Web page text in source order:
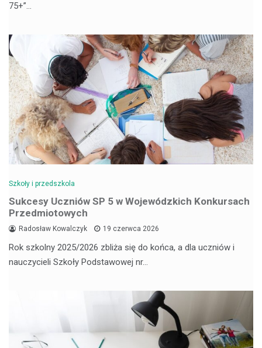
75+”…
Szkoły i przedszkola
Sukcesy Uczniów SP 5 w Wojewódzkich Konkursach
Przedmiotowych
Radosław Kowalczyk 19 czerwca 2026
Rok szkolny 2025/2026 zbliża się do końca, a dla uczniów i
nauczycieli Szkoły Podstawowej nr…